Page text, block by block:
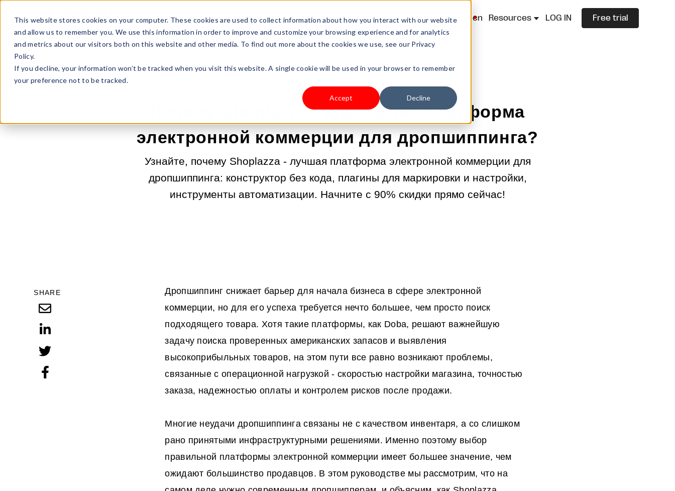
This website stores cookies on your computer. These cookies are used to collect information about how you interact with our website
and allow us to remember you. We use this information in order to improve and customize your browsing experience and for analytics
and metrics about our visitors both on this website and other media. To find out more about the cookies we use, see our Privacy
Policy.
If you decline, your information won’t be tracked when you visit this website. A single cookie will be used in your browser to remember
your preference not to be tracked.
Accept Decline
Sell Online Business Type Pricing Shoplazza.cn Resources LOG IN Free trial
25.12.2025 1:24:22 | ДРОПШИППИНГ
Почему Shoplazza - идеальная платформа
электронной коммерции для дропшиппинга?
Узнайте, почему Shoplazza - лучшая платформа электронной коммерции для
дропшиппинга: конструктор без кода, плагины для маркировки и настройки,
инструменты автоматизации. Начните с 90% скидки прямо сейчас!
SHARE
Дропшиппинг снижает барьер для начала бизнеса в сфере электронной
коммерции, но для его успеха требуется нечто большее, чем просто поиск
подходящего товара. Хотя такие платформы, как Doba, решают важнейшую
задачу поиска проверенных американских запасов и выявления
высокоприбыльных товаров, на этом пути все равно возникают проблемы,
связанные с операционной нагрузкой - скоростью настройки магазина, точностью
заказа, надежностью оплаты и контролем рисков после продажи.
Многие неудачи дропшиппинга связаны не с качеством инвентаря, а со слишком
рано принятыми инфраструктурными решениями. Именно поэтому выбор
правильной платформы электронной коммерции имеет большее значение, чем
ожидают большинство продавцов. В этом руководстве мы рассмотрим, что на